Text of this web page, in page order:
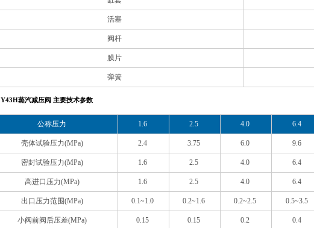
活塞
阀杆
膜片
弹簧
蒸汽减压阀 主要技术参数
公称压力 1.6 2.5 4.0 6.4
壳体试验压力(MPa) 2.4 3.75 6.0 9.6
密封试验压力(MPa) 1.6 2.5 4.0 6.4
高进口压力(MPa) 1.6 2.5 4.0 6.4
出口压力范围(MPa) 0.1~1.0 0.2~1.6 0.2~2.5 0.5~3.5
小阀前阀后压差(MPa) 0.15 0.15 0.2 0.4